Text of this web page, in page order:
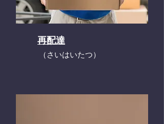
再配達
​（さいはいたつ）